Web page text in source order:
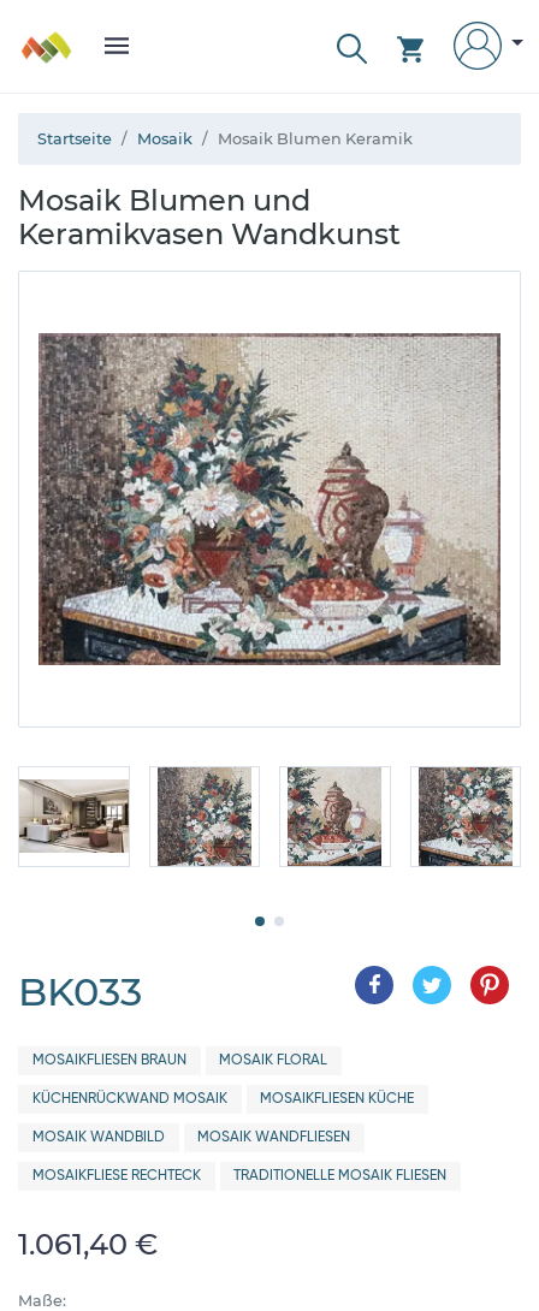
Startseite Mosaik Mosaik Blumen Keramik
Mosaik Blumen und
Keramikvasen Wandkunst
BK033
MOSAIKFLIESEN BRAUN MOSAIK FLORAL
KÜCHENRÜCKWAND MOSAIK MOSAIKFLIESEN KÜCHE
MOSAIK WANDBILD MOSAIK WANDFLIESEN
MOSAIKFLIESE RECHTECK TRADITIONELLE MOSAIK FLIESEN
1.061,40 €
Maße: